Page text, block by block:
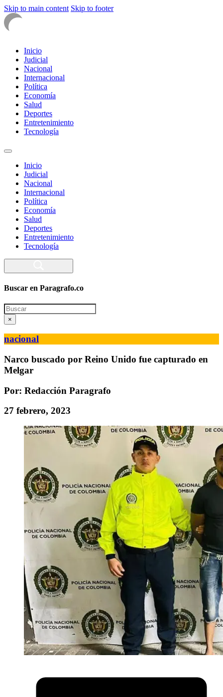
Skip to main content Skip to footer
Inicio
Judicial
Nacional
Internacional
Política
Economía
Salud
Deportes
Entretenimiento
Tecnología
Inicio
Judicial
Nacional
Internacional
Política
Economía
Salud
Deportes
Entretenimiento
Tecnología
Buscar en Paragrafo.co
Search
×
nacional
Narco buscado por Reino Unido fue capturado en
Melgar
Por: Redacción Paragrafo
27 febrero, 2023